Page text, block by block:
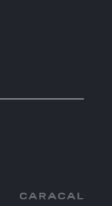
Caracal Agency